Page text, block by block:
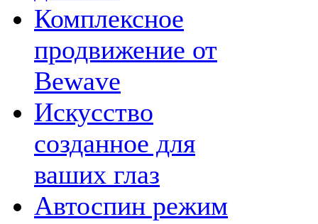
Комплексное
продвижение от
Bewave
Искусство
созданное для
ваших глаз
Автоспин режим